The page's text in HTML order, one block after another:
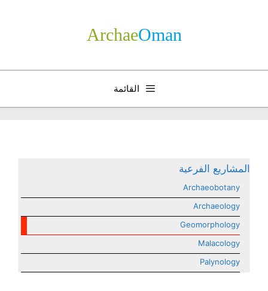
Archae­Oman
القائمة
المشاريع الفرعية
Archaeobotany
Archaeology
Geomorphology
Malacology
Palynology